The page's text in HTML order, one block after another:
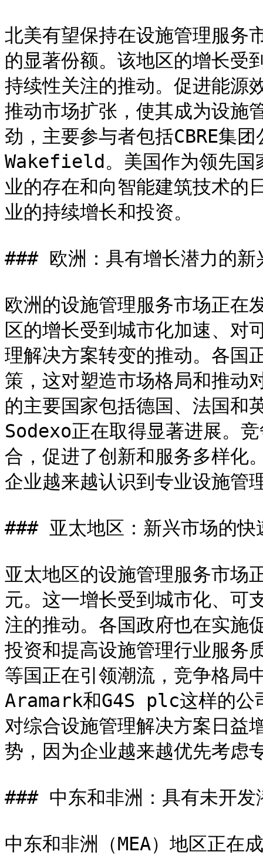
北美有望保持在设施管理服务
的显著份额。该地区的增长受
持续性关注的推动。促进能源
推动市场扩张，使其成为设施
劲，主要参与者包括CBRE集
Wakefield。美国作为领先国
业的存在和向智能建筑技术的
业的持续增长和投资。
### 欧洲：具有增长潜力的新
欧洲的设施管理服务市场正
区的增长受到城市化加速、对
理解决方案转变的推动。各国
策，这对塑造市场格局和推动
的主要国家包括德国、法国
Sodexo正在取得显著进展。
合，促进了创新和服务多样化
企业越来越认识到专业设施管
### 亚太地区：新兴市场的快
亚太地区的设施管理服务市场
元。这一增长受到城市化、可
注的推动。各国政府也在实施
投资和提高设施管理行业服务
等国正在引领潮流，竞争格局
Aramark和G4S plc这样的公
对综合设施管理解决方案日益
势，因为企业越来越优先考虑
### 中东和非洲：具有未开发
中东和非洲（MEA）地区正在